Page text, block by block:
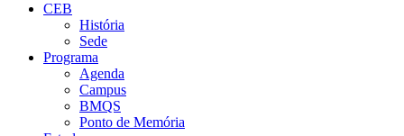
CEB
História
Sede
Programa
Agenda
Campus
BMQS
Ponto de Memória